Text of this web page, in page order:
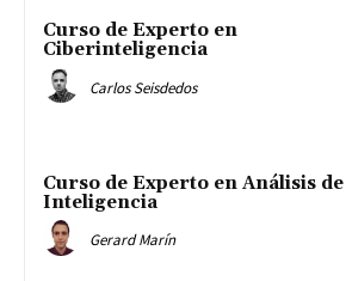
Curso de Experto en
Ciberinteligencia
Carlos Seisdedos
Curso de Experto en Análisis de
Inteligencia
Gerard Marín